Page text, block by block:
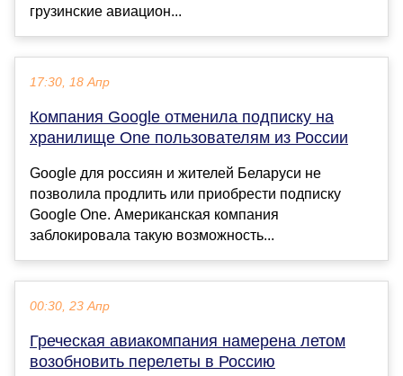
грузинские авиацион...
17:30, 18 Апр
Компания Google отменила подписку на
хранилище One пользователям из России
Google для россиян и жителей Беларуси не
позволила продлить или приобрести подписку
Google One. Американская компания
заблокировала такую возможность...
00:30, 23 Апр
Греческая авиакомпания намерена летом
возобновить перелеты в Россию